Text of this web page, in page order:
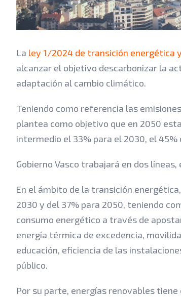
La ley 1/2024 de transición energética
alcanzar el objetivo descarbonizar la
adaptación al cambio climático.
Teniendo como referencia las
plantea como objetivo que en 2050
intermedio el 33% para el 2030, el
Gobierno Vasco trabajará en dos
En el ámbito de la transición
2030 y del 37% para 2050, teniendo
consumo energético a través de
energía térmica de excedencia,
educación, eficiencia de las
público.
Por su parte, energías renovables